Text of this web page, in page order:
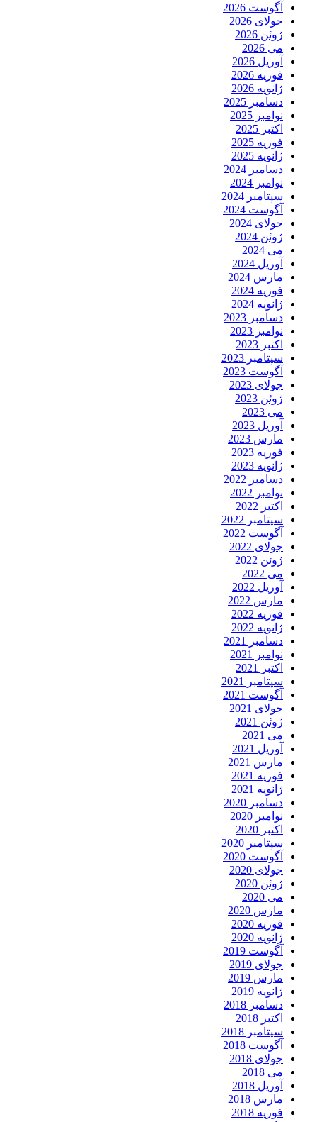
آگوست 2026
جولای 2026
ژوئن 2026
می 2026
آوریل 2026
فوریه 2026
ژانویه 2026
دسامبر 2025
نوامبر 2025
اکتبر 2025
فوریه 2025
ژانویه 2025
دسامبر 2024
نوامبر 2024
سپتامبر 2024
آگوست 2024
جولای 2024
ژوئن 2024
می 2024
آوریل 2024
مارس 2024
فوریه 2024
ژانویه 2024
دسامبر 2023
نوامبر 2023
اکتبر 2023
سپتامبر 2023
آگوست 2023
جولای 2023
ژوئن 2023
می 2023
آوریل 2023
مارس 2023
فوریه 2023
ژانویه 2023
دسامبر 2022
نوامبر 2022
اکتبر 2022
سپتامبر 2022
آگوست 2022
جولای 2022
ژوئن 2022
می 2022
آوریل 2022
مارس 2022
فوریه 2022
ژانویه 2022
دسامبر 2021
نوامبر 2021
اکتبر 2021
سپتامبر 2021
آگوست 2021
جولای 2021
ژوئن 2021
می 2021
آوریل 2021
مارس 2021
فوریه 2021
ژانویه 2021
دسامبر 2020
نوامبر 2020
اکتبر 2020
سپتامبر 2020
آگوست 2020
جولای 2020
ژوئن 2020
می 2020
مارس 2020
فوریه 2020
ژانویه 2020
آگوست 2019
جولای 2019
مارس 2019
ژانویه 2019
دسامبر 2018
اکتبر 2018
سپتامبر 2018
آگوست 2018
جولای 2018
می 2018
آوریل 2018
مارس 2018
فوریه 2018